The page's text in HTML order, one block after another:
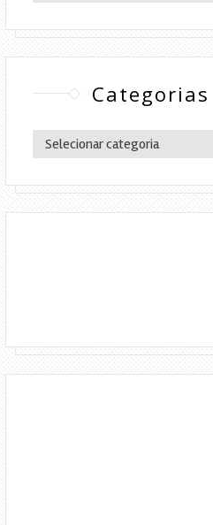
Categorias
Categorias